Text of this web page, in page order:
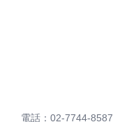
電話：02-7744-8587